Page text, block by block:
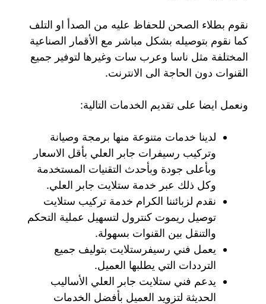
نقوم بطلاء الصحن للحفاظ عليه من الصدأ او التلف
كما نقوم بتوصيله بشكل مباشر مع الأقمار الصناعية
المختلفة مثل ناسا وعرب سات وغيرها لتوفير جميع
القنوات دون الحاجة الى الانترنت.
ونعمل ايضا على تقديم الخدمات التالية:
لدينا خدمات متنوعة منها برمجة وصيانة
وتركيب رسيفرات جابر العلي بأقل الاسعار
وبأعلى جودة وبأحدث التقنيات المستخدمة
وكل ذلك عبر خدمة ستلايت جابر العلي.
نقدم لزبائننا الكرام خدمة تركيب ستلايت
توصيل ريموت كنترول لتسهيل عملية التحكم
والتنقل بين القنوات بسهولة.
يعمل فني رسيفرستلايت بتوليف جميع
الترددات التي يطلبها العميل.
يدعم فني ستلايت جابر العلي الأساليب
الحديثة لتزويد العميل بأفضل الخدمات